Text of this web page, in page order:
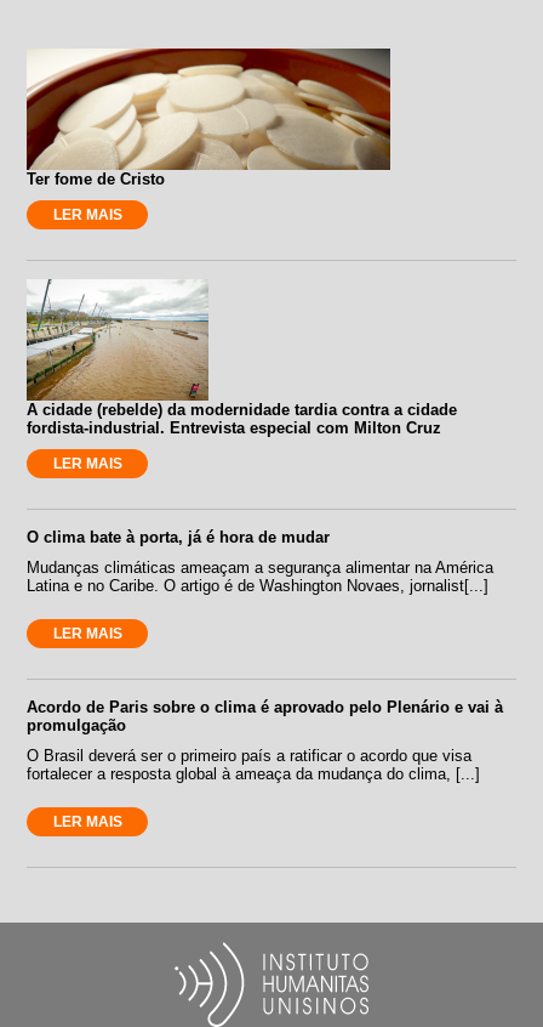
Ter fome de Cristo
LER MAIS
A cidade (rebelde) da modernidade tardia contra a cidade
fordista-industrial. Entrevista especial com Milton Cruz
LER MAIS
O clima bate à porta, já é hora de mudar
Mudanças climáticas ameaçam a segurança alimentar na América
Latina e no Caribe. O artigo é de Washington Novaes, jornalist[...]
LER MAIS
Acordo de Paris sobre o clima é aprovado pelo Plenário e vai à
promulgação
O Brasil deverá ser o primeiro país a ratificar o acordo que visa
fortalecer a resposta global à ameaça da mudança do clima, [...]
LER MAIS